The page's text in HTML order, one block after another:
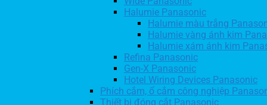
Halumie Panasonic
Halumie màu trắng
Halumie vàng ánh kim
Halumie xám ánh kim
Refina Panasonic
Gen-X Panasonic
Hotel Wiring Devices Panasonic
Phích cắm, ổ cắm công nghiệp
Thiết bj đóng cắt Panasonic